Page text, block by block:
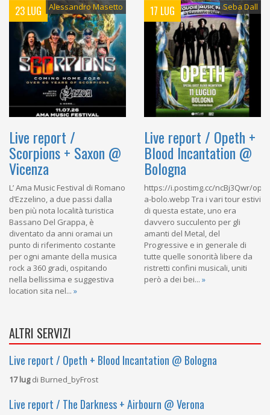
23 LUG Alessandro Masetto
Live report /
Scorpions + Saxon @
Vicenza
L’ Ama Music Festival di Romano
d’Ezzelino, a due passi dalla
ben più nota località turistica
Bassano Del Grappa, è
diventato da anni oramai un
punto di riferimento costante
per ogni amante della musica
rock a 360 gradi, ospitando
nella bellissima e suggestiva
location sita nel... »
17 LUG Seba Dall
Live report / Opeth +
Blood Incantation @
Bologna
https://i.postimg.cc/ncBj3Qwr/
a-bolo.webp Tra i vari tour estivi
di questa estate, uno era
davvero succulento per gli
amanti del Metal, del
Progressive e in generale di
tutte quelle sonorità libere da
ristretti confini musicali, uniti
però a dei bei... »
ALTRI SERVIZI
Live report / Opeth + Blood Incantation @ Bologna
17 lugdi Burned_byFrost
Live report / The Darkness + Airbourn @ Verona